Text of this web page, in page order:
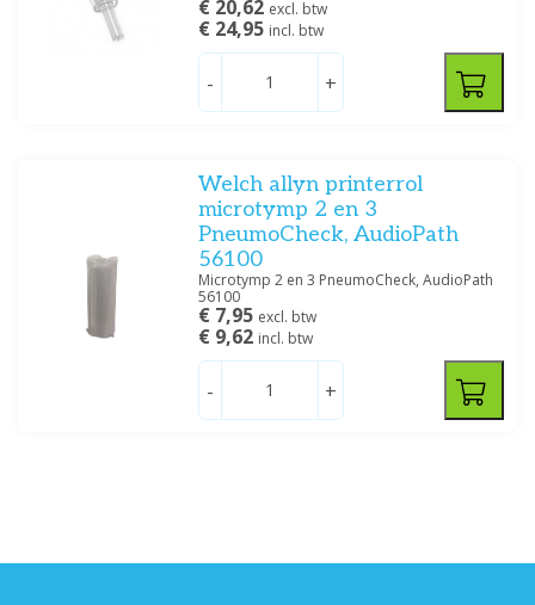
€ 20,62 excl. btw
€ 24,95 incl. btw
- +
Welch allyn printerrol
microtymp 2 en 3
PneumoCheck, AudioPath
56100
Microtymp 2 en 3 PneumoCheck, AudioPath
56100
€ 7,95 excl. btw
€ 9,62 incl. btw
- +